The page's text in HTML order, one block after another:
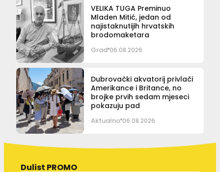
VELIKA TUGA Preminuo
Mladen Mitić, jedan od
najistaknutijih hrvatskih
brodomaketara
Grad 06.08.2026
Dubrovački akvatorij privlači
Amerikance i Britance, no
brojke prvih sedam mjeseci
pokazuju pad
Aktualno 06.08.2026
Dulist PROMO